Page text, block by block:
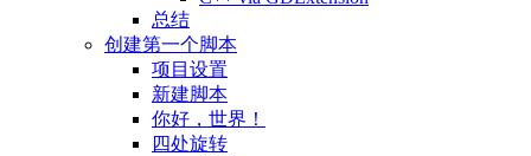
总结
创建第一个脚本
项目设置
新建脚本
你好，世界！
四处旋转